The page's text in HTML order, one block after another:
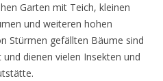
Garten mit Teich, kleinen
und weiteren hohen
Stürmen gefällten Bäume sind
dienen vielen Insekten und